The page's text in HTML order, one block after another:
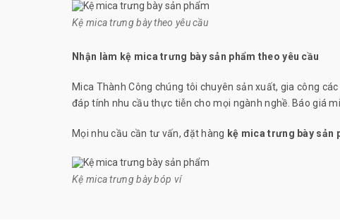
Kệ mica trưng bày theo yêu cầu
Nhận làm kệ mica trưng bày sản phẩm theo yêu cầu
Mica Thành Công chúng tôi chuyên sản xuất, gia công
đáp tính nhu cầu thực tiễn cho mọi ngành nghề. Báo giá
Mọi nhu cầu cần tư vấn, đặt hàng kệ mica trưng bày sản
Kệ mica trưng bày bóp ví